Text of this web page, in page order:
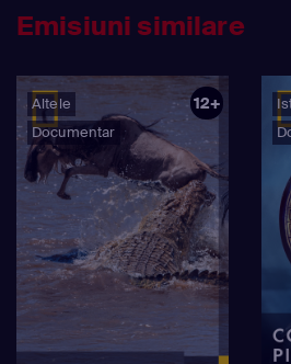
Emisiuni similare
Altele
Documentar
12+